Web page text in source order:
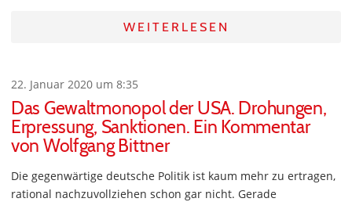
WEITERLESEN
22. Januar 2020 um 8:35
Das Gewaltmonopol der USA. Drohungen,
Erpressung, Sanktionen. Ein Kommentar
von Wolfgang Bittner
Die gegenwärtige deutsche Politik ist kaum mehr zu ertragen,
rational nachzuvollziehen schon gar nicht. Gerade